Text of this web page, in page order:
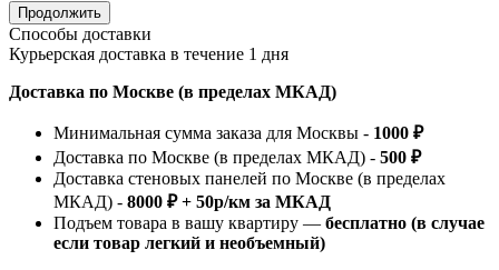
Продолжить
Способы доставки
Курьерская доставка в течение 1 дня
Доставка по Москве (в пределах МКАД)
Минимальная сумма заказа для Москвы - 1000 ₽
Доставка по Москве (в пределах МКАД) - 500 ₽
Доставка стеновых панелей по Москве (в пределах
МКАД) - 8000 ₽ + 50р/км за МКАД
Подъем товара в вашу квартиру — бесплатно (в случае
если товар легкий и необъемный)